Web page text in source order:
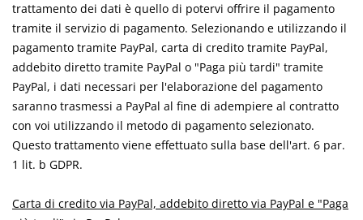
trattamento dei dati è quello di potervi offrire il pagamento
tramite il servizio di pagamento. Selezionando e utilizzando il
pagamento tramite PayPal, carta di credito tramite PayPal,
addebito diretto tramite PayPal o "Paga più tardi" tramite
PayPal, i dati necessari per l'elaborazione del pagamento
saranno trasmessi a PayPal al fine di adempiere al contratto
con voi utilizzando il metodo di pagamento selezionato.
Questo trattamento viene effettuato sulla base dell'art. 6 par.
1 lit. b GDPR.
Carta di credito via PayPal, addebito diretto via PayPal e "Paga